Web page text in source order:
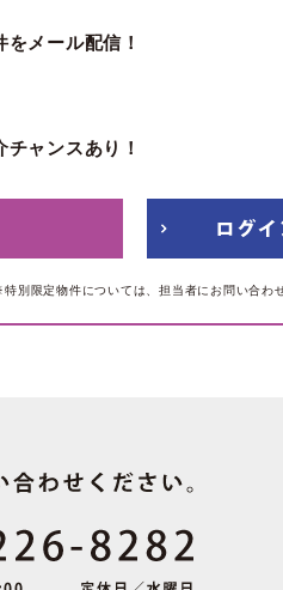
メール配信！
ャンスあり！
別限定物件については、担当者にお問い合わ